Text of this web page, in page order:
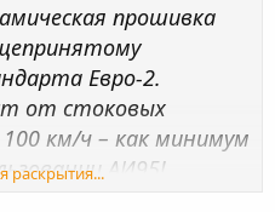
прошивка
Евро-2.
от стоковых
км/ч – как минимум
АИ95!
раскрытия...